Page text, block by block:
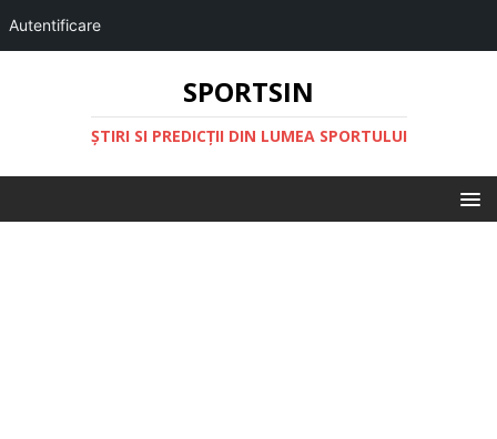
Autentificare
SPORTSIN
ŞTIRI SI PREDICŢII DIN LUMEA SPORTULUI